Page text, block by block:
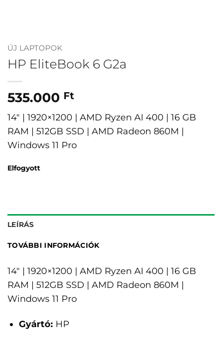
ÚJ LAPTOPOK
HP EliteBook 6 G2a
535.000 Ft
14″ | 1920×1200 | AMD Ryzen AI 400 | 16 GB
RAM | 512GB SSD | AMD Radeon 860M |
Windows 11 Pro
Elfogyott
LEÍRÁS
TOVÁBBI INFORMÁCIÓK
14" | 1920×1200 | AMD Ryzen AI 400 | 16 GB
RAM | 512GB SSD | AMD Radeon 860M |
Windows 11 Pro
Gyártó: HP